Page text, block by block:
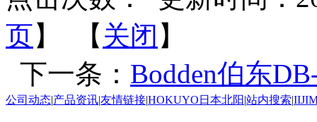
页】 【 关闭 】
下一条： Bodden伯东
公司动态 产品资讯友情链接HOKUYO日本北阳 站内搜索